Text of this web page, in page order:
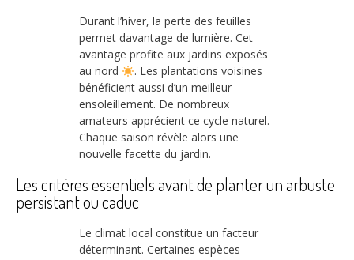
Durant l’hiver, la perte des feuilles
permet davantage de lumière. Cet
avantage profite aux jardins exposés
au nord
. Les plantations voisines
bénéficient aussi d’un meilleur
ensoleillement. De nombreux
amateurs apprécient ce cycle naturel.
Chaque saison révèle alors une
nouvelle facette du jardin.
Les critères essentiels avant de planter un arbuste
persistant ou caduc
Le climat local constitue un facteur
déterminant. Certaines espèces